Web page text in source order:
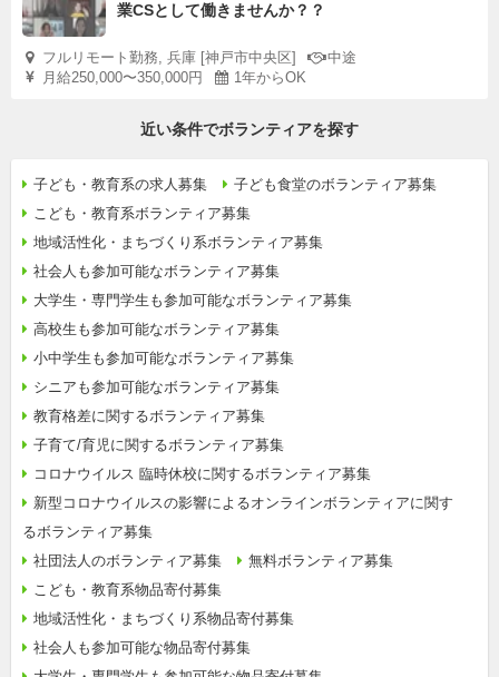
業CSとして働きませんか？？
フルリモート勤務, 兵庫 [神戸市中央区]
中途
月給250,000〜350,000円
1年からOK
近い条件でボランティアを探す
子ども・教育系の求人募集
子ども食堂のボランティア募集
こども・教育系ボランティア募集
地域活性化・まちづくり系ボランティア募集
社会人も参加可能なボランティア募集
大学生・専門学生も参加可能なボランティア募集
高校生も参加可能なボランティア募集
小中学生も参加可能なボランティア募集
シニアも参加可能なボランティア募集
教育格差に関するボランティア募集
子育て/育児に関するボランティア募集
コロナウイルス 臨時休校に関するボランティア募集
新型コロナウイルスの影響によるオンラインボランティアに関す
るボランティア募集
社団法人のボランティア募集
無料ボランティア募集
こども・教育系物品寄付募集
地域活性化・まちづくり系物品寄付募集
社会人も参加可能な物品寄付募集